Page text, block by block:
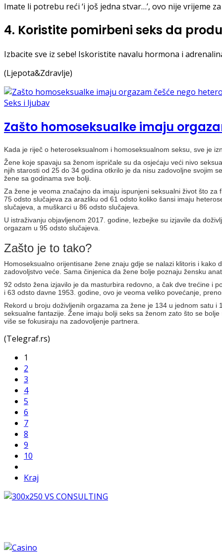
Imate li potrebu reći ‘i još jedna stvar…’, ovo nije vrijeme
4. Koristite pomirbeni seks da
Izbacite sve iz sebe! Iskoristite navalu hormona i
(Ljepota&Zdravlje)
Seks i ljubav
Zašto homoseksualke imaju
Kada je riječ o heteroseksualnom i homoseksualnom seksu, sve je
Žene koje spavaju sa ženom ispričale su da osjećaju veći nivo
njih starosti od 25 do 34 godina otkrilo je da nisu zadovoljne svojim
žene sa godinama sve bolji.
Za žene je veoma značajno da imaju ispunjeni seksualni život što
75 odsto slučajeva za arazliku od 61 odsto koliko šansi imaju
slučajeva, a muškarci u 86 odsto slučajeva.
U istraživanju objavljenom 2017. godine, lezbejke su izjavile da
orgazam u 95 odsto slučajeva.
Zašto je to tako?
Homoseksualno orijentisane žene znaju gdje se nalazi klitoris i
zadovoljstvo veće. Sama činjenica da žene bolje poznaju žensku
92 odsto žena izjavilo je da masturbira redovno, a čak dve trećine i
i 63 odsto davne 1953. godine, ovo je veoma veliko povećanje,
Rekord u broju doživljenih orgazama za žene je 134 u jednom satu
seksualne fantazije. Žene imaju bolji seks sa ženom zato što se
više se fokusiraju na zadovoljenje partnera.
(Telegraf.rs)
1
2
3
4
5
6
7
8
9
10
Kraj